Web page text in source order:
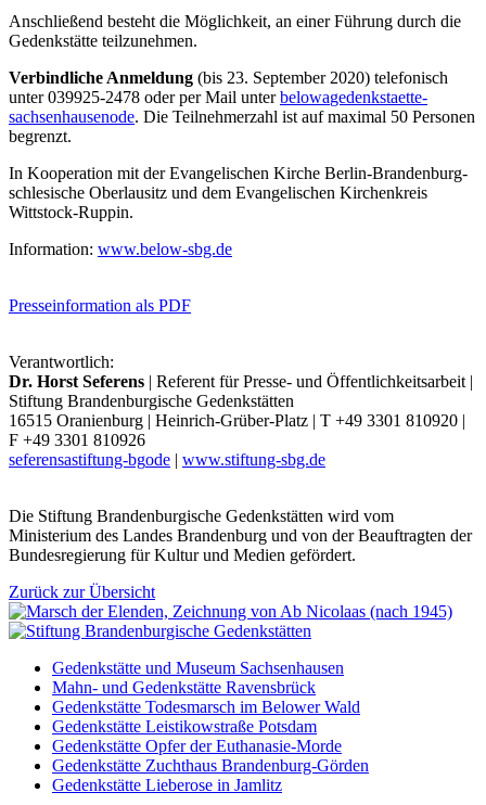
Anschließend besteht die Möglichkeit, an einer Führung durch die
Gedenkstätte teilzunehmen.
Verbindliche Anmeldung (bis 23. September 2020) telefonisch
unter 039925-2478 oder per Mail unterbelowagedenkstaette-
sachsenhausenode. Die Teilnehmerzahl ist auf maximal 50 Personen
begrenzt.
In Kooperation mit der Evangelischen Kirche Berlin-Brandenburg-
schlesische Oberlausitz und dem Evangelischen Kirchenkreis
Wittstock-Ruppin.
Information: www.below-sbg.de
Presseinformation als PDF
Verantwortlich:
Dr. Horst Seferens | Referent für Presse- und Öffentlichkeitsarbeit |
Stiftung Brandenburgische Gedenkstätten
16515 Oranienburg | Heinrich-Grüber-Platz | T +49 3301 810920 |
F +49 3301 810926
seferensastiftung-bgode | www.stiftung-sbg.de
Die Stiftung Brandenburgische Gedenkstätten wird vom
Ministerium des Landes Brandenburg und von der Beauftragten der
Bundesregierung für Kultur und Medien gefördert.
Zurück zur Übersicht
Gedenkstätte und Museum Sachsenhausen
Mahn- und Gedenkstätte Ravensbrück
Gedenkstätte Todesmarsch im Belower Wald
Gedenkstätte Leistikowstraße Potsdam
Gedenkstätte Opfer der Euthanasie-Morde
Gedenkstätte Zuchthaus Brandenburg-Görden
Gedenkstätte Lieberose in Jamlitz